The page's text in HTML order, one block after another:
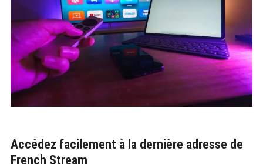
Accédez facilement à la dernière adresse de
French Stream